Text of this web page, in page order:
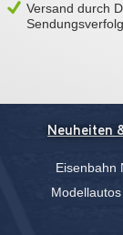
Versand durch
Neuheiten
Eisenbahn